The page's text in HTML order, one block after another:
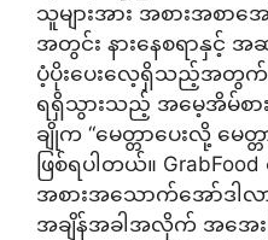
သူများအား အစားအစာအေ
အတွင်း နားနေစရာနှင့် အဆ
ပံ့ပိုးပေးလေ့ရှိသည့်အတွက်
ရရှိသွားသည့် အမေ့အိမ်စာ
ချိုက “မေတ္တာပေးလို့ မ
ဖြစ်ရပါတယ်။
အစားအသောက်အော်ဒါလ
အချိန်အခါအလိုက် အအေးဖ